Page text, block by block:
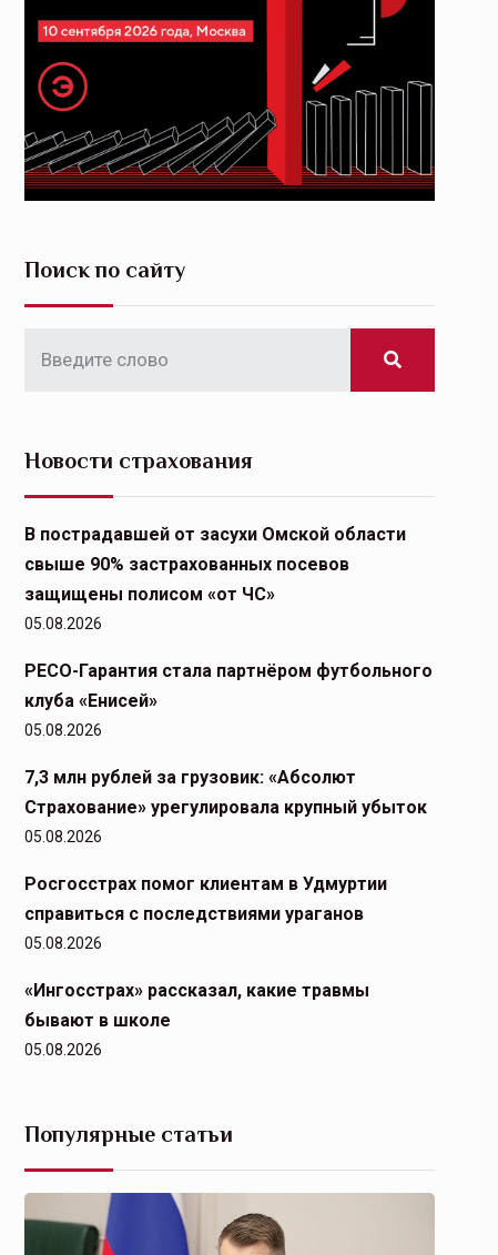
Поиск по сайту
Новости страхования
В пострадавшей от засухи Омской области
свыше 90% застрахованных посевов
защищены полисом «от ЧС»
05.08.2026
РЕСО-Гарантия стала партнёром футбольного
клуба «Енисей»
05.08.2026
7,3 млн рублей за грузовик: «Абсолют
Страхование» урегулировала крупный убыток
05.08.2026
Росгосстрах помог клиентам в Удмуртии
справиться с последствиями ураганов
05.08.2026
«Ингосстрах» рассказал, какие травмы
бывают в школе
05.08.2026
Популярные статьи